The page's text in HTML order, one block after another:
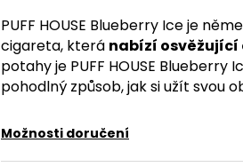
hvězdiček.
PUFF HOUSE Blueberry Ice je
cigareta, která nabízí
potahy je PUFF HOUSE
pohodlný způsob, jak si užít svou
Možnosti doručení